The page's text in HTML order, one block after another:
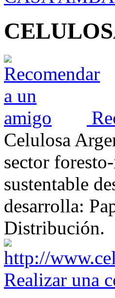
Celulosa
sector
sustentable
desarrolla:
Distribución.
Realizar una